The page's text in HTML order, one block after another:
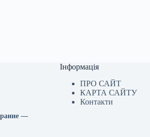
—
Інформація
ПРО САЙТ
КАРТА САЙТУ
Контакти